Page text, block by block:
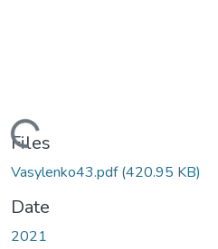
Loading...
Files
Vasylenko43.pdf(420.95 KB)
Date
2021